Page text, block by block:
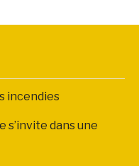
incendies
s’invite dans une